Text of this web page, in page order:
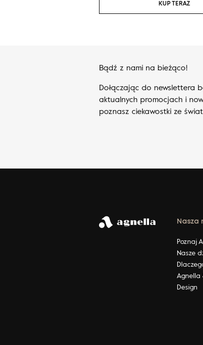
KUP TERAZ
Bądź z nami na bieżąco!
Dołączając do newslettera
aktualnych promocjach i
poznasz ciekawostki ze
Nasza
Poznaj
Nasze
Agnella
Design